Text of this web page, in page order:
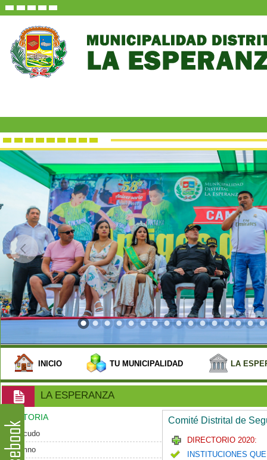
INICIO TU MUNICIPALIDAD LA
LA ESPERANZA
HISTORIA
Escudo
Himno
Comité Distrital de
DIRECTORIO 2020:
INSTITUCIONES